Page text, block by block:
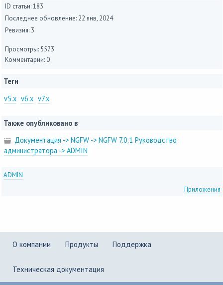
ID статьи: 183
Последнее обновление: 22 янв, 2024
Ревизия: 3
Просмотры: 5573
Комментарии: 0
Теги
v5.x v6.x v7.x
Также опубликовано в
Документация -> NGFW -> NGFW 7.0.1 Руководство
администратора -> ADMIN
ADMIN
Приложения
О компании Продукты Поддержка
Техническая документация